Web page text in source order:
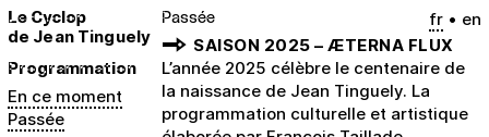
fr en
Le Cyclop
de Jean Tinguely
Programmation
En ce moment
Passée
Passée
SAISON 2025 – ÆTERNA FLUX
L’année 2025 célèbre le centenaire de
la naissance de Jean Tinguely. La
programmation culturelle et artistique